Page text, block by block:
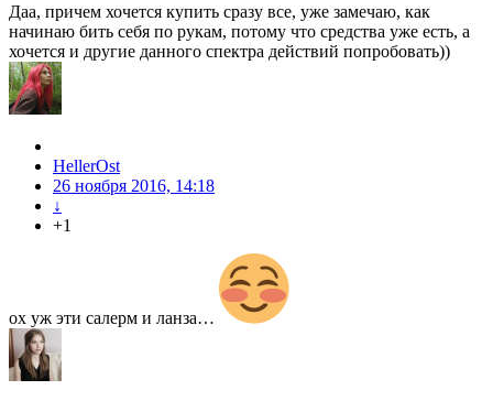
Даа, причем хочется купить сразу все, уже замечаю, как
начинаю бить себя по рукам, потому что средства уже есть, а
хочется и другие данного спектра действий попробовать))
HellerOst
26 ноября 2016, 14:18
↓
+1
ох уж эти салерм и ланза…